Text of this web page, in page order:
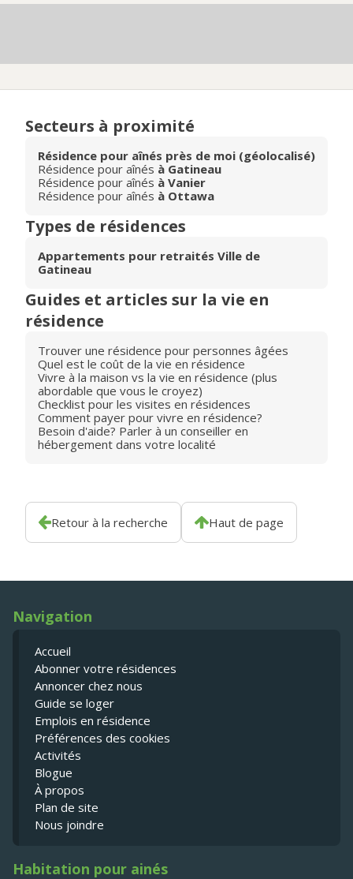
Secteurs à proximité
Résidence pour aînés près de moi (géolocalisé)
Résidence pour aînés à Gatineau
Résidence pour aînés à Vanier
Résidence pour aînés à Ottawa
Types de résidences
Appartements pour retraités Ville de
Gatineau
Guides et articles sur la vie en
résidence
Trouver une résidence pour personnes âgées
Quel est le coût de la vie en résidence
Vivre à la maison vs la vie en résidence (plus
abordable que vous le croyez)
Checklist pour les visites en résidences
Comment payer pour vivre en résidence?
Besoin d'aide? Parler à un conseiller en
hébergement dans votre localité
Retour à la recherche Haut de page
Navigation
Accueil
Abonner votre résidences
Annoncer chez nous
Guide se loger
Emplois en résidence
Préférences des cookies
Activités
Blogue
À propos
Plan de site
Nous joindre
Habitation pour ainés